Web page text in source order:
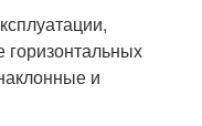
горизонтальных
и